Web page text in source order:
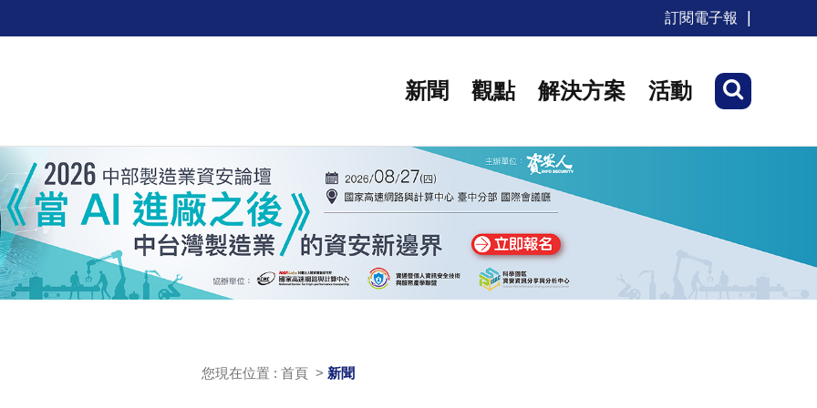
訂閱電子報
新聞 觀點 解決方案 活動
您現在位置 : 首頁 > 新聞